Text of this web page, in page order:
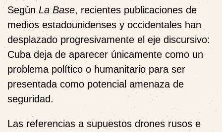
Según La Base, recientes publicaciones de
medios estadounidenses y occidentales han
desplazado progresivamente el eje discursivo:
Cuba deja de aparecer únicamente como un
problema político o humanitario para ser
presentada como potencial amenaza de
seguridad.
Las referencias a supuestos drones rusos e